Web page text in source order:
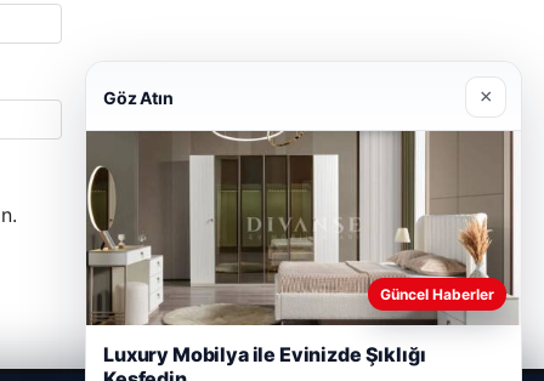
Göz Atın ×
Güncel Haberler
Luxury Mobilya ile Evinizde Şıklığı